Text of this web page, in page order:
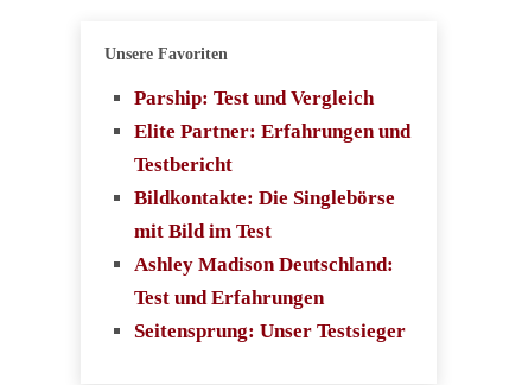
Unsere Favoriten
Parship: Test und Vergleich
Elite Partner: Erfahrungen und
Testbericht
Bildkontakte: Die Singlebörse
mit Bild im Test
Ashley Madison Deutschland:
Test und Erfahrungen
Seitensprung: Unser Testsieger